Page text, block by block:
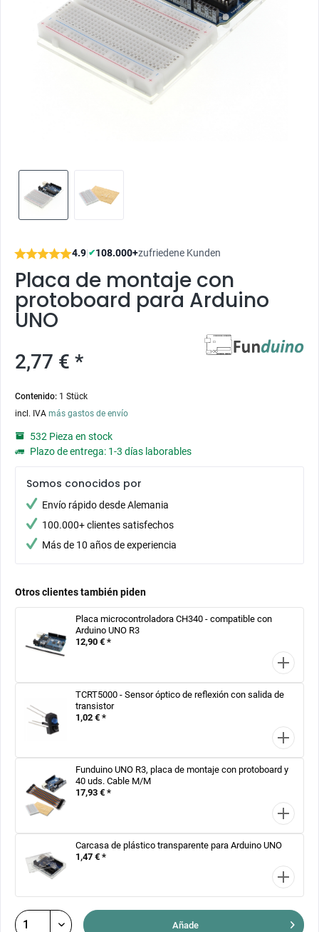
4.9|✔108.000+zufriedene Kunden
Placa de montaje con
protoboard para Arduino
UNO
2,77 € *
Contenido: 1 Stück
incl. IVA más gastos de envío
532 Pieza en stock
Plazo de entrega: 1-3 días laborables
Somos conocidos por
Envío rápido desde Alemania
100.000+ clientes satisfechos
Más de 10 años de experiencia
Otros clientes también piden
Placa microcontroladora CH340 - compatible con
Arduino UNO R3
12,90 € *
TCRT5000 - Sensor óptico de reflexión con salida de
transistor
1,02 € *
Funduino UNO R3, placa de montaje con protoboard y
40 uds. Cable M/M
17,93 € *
Carcasa de plástico transparente para Arduino UNO
1,47 € *
Añade